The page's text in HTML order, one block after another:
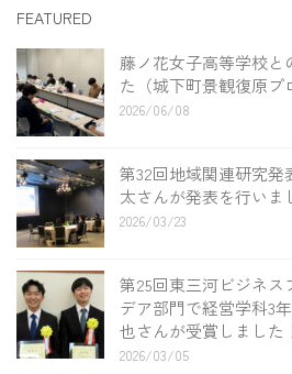
FEATURED
藤ノ花女子高等学校と
た（城下町景観復原プ
2026/06/08
第32回地域関連研究発
太さんが発表を行いま
2026/03/23
第25回東三河ビジネス
デア部門で経営学科3
也さんが受賞しました
2026/03/05